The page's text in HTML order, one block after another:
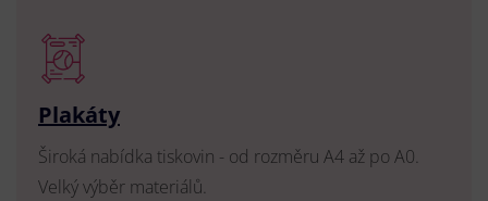
Plakáty
Široká nabídka tiskovin - od rozměru A4 až po A0.
Velký výběr materiálů.